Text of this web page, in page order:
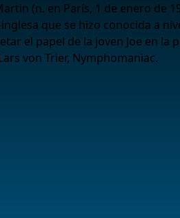
(n. en París, 1 de enero de
que se hizo conocida a
el papel de la joven Joe en la
von Trier, Nymphomaniac.